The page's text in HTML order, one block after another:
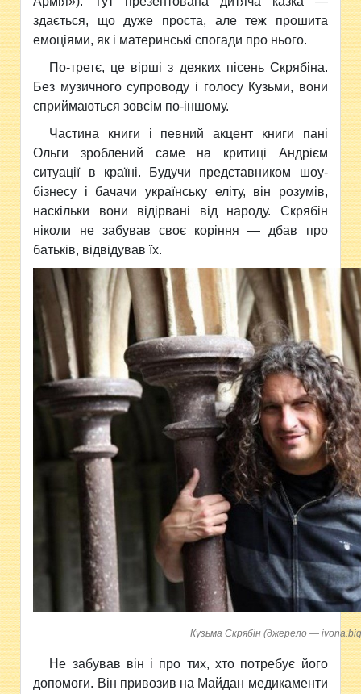
здається, що дуже проста, але теж прошита
емоціями, як і материнські спогади про нього.
По-третє, це вірші з деяких пісень Скрябіна.
Без музичного супроводу і голосу Кузьми, вони
сприймаються зовсім по-іншому.
Частина книги і певний акцент книги пані
Ольги зроблений саме на критиці Андрієм
ситуації в країні. Будучи представником шоу-
бізнесу і бачачи українську еліту, він розумів,
наскільки вони відірвані від народу. Скрябін
ніколи не забував своє коріння — дбав про
батьків, відвідував їх.
Кузьма Скрябін (джерело —
Не забував він і про тих, хто потребує його
допомоги. Він привозив на Майдан медикаменти